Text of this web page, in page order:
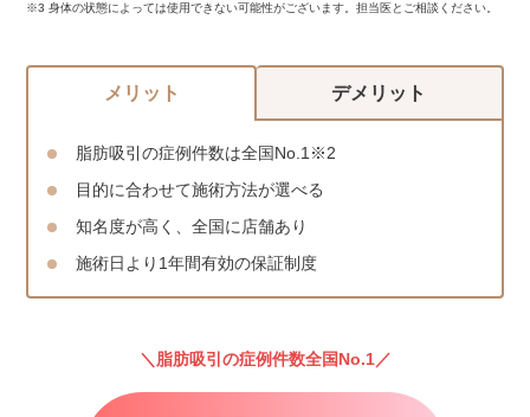
※3 身体の状態によっては使用できない可能性がございます。担当医とご相談ください。
メリット デメリット
脂肪吸引の症例件数は全国No.1※2
目的に合わせて施術方法が選べる
知名度が高く、全国に店舗あり
施術日より1年間有効の保証制度
脂肪吸引の症例件数全国No.1